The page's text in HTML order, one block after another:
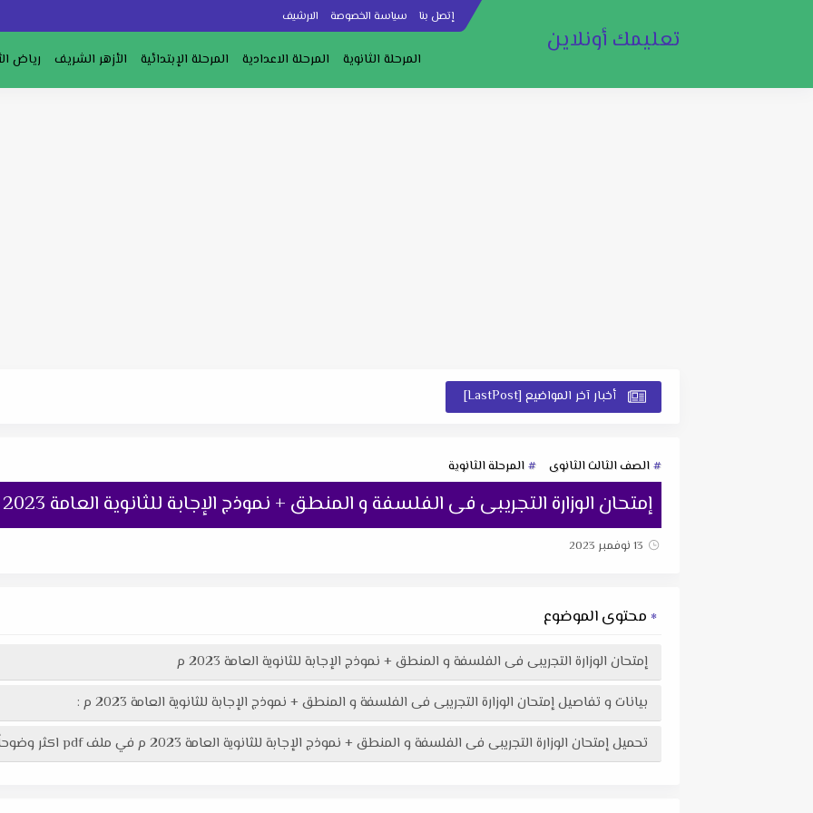
إتصل بنا سياسة الخصوصة الارشيف
تعليمك أونلاين
المرحلة الثانوية المرحلة الاعدادية المرحلة الإبتدائية الأزهر الشريف رياض
أخبار آخر المواضيع [LastPost]
الصف الثالث الثانوى المرحلة الثانوية
إمتحان الوزارة التجريبى فى الفلسفة و المنطق + نموذج الإجابة للثانوية العامة 2023 م
13 نوفمبر 2023
محتوى الموضوع
إمتحان الوزارة التجريبى فى الفلسفة و المنطق + نموذج الإجابة للثانوية العامة 2023 م
بيانات و تفاصيل إمتحان الوزارة التجريبى فى الفلسفة و المنطق + نموذج الإجابة للثانوية العامة 2023 م :
تحميل إمتحان الوزارة التجريبى فى الفلسفة و المنطق + نموذج الإجابة للثانوية العامة 2023 م في ملف pdf اكثر وضوحاً جاهز للطباعة عبر الرابط التالى :